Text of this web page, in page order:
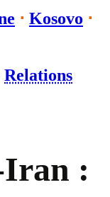
⋅ Kosovo ⋅
Relations
Iran :